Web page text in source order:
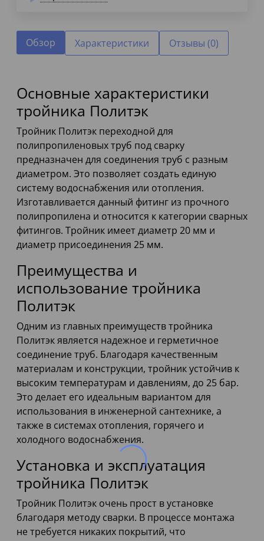
Обзор Характеристики Отзывы (0)
Основные характеристики
тройника Политэк
Тройник Политэк переходной для
полипропиленовых труб под сварку
предназначен для соединения труб с разным
диаметром. Это позволяет создать единую
систему водоснабжения или отопления.
Изготавливается данный фитинг из прочного
полипропилена и относится к категории сварных
фитингов. Тройник имеет диаметр 20 мм и
диаметр присоединения 25 мм.
Преимущества и
использование тройника
Политэк
Одним из главных преимуществ тройника
Политэк является надежное и герметичное
соединение труб. Благодаря качественным
материалам и конструкции, тройник устойчив к
высоким температурам и давлениям, до 25 бар.
Это делает его идеальным вариантом для
использования в инженерной сантехнике, а
также в системах отопления, горячего и
холодного водоснабжения.
Установка и эксплуатация
тройника Политэк
Тройник Политэк очень прост в установке
благодаря методу сварки. В процессе монтажа
не требуется никаких покрытий, что